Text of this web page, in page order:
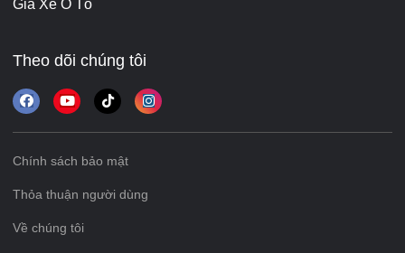
Giá Xe Ô Tô
Theo dõi chúng tôi
Chính sách bảo mật
Thỏa thuận người dùng
Về chúng tôi